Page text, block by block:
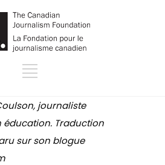
journaliste
éducation. Traduction
sur son blogue